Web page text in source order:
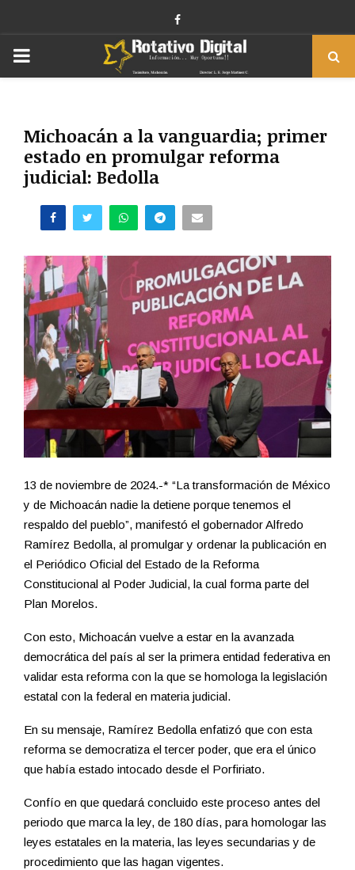
Facebook
PRIMARY
Michoacán a la vanguardia; primer
estado en promulgar reforma
judicial: Bedolla
13 de noviembre de 2024.-* “La transformación de México
y de Michoacán nadie la detiene porque tenemos el
respaldo del pueblo”, manifestó el gobernador Alfredo
Ramírez Bedolla, al promulgar y ordenar la publicación en
el Periódico Oficial del Estado de la Reforma
Constitucional al Poder Judicial, la cual forma parte del
Plan Morelos.
Con esto, Michoacán vuelve a estar en la avanzada
democrática del país al ser la primera entidad federativa en
validar esta reforma con la que se homologa la legislación
estatal con la federal en materia judicial.
En su mensaje, Ramírez Bedolla enfatizó que con esta
reforma se democratiza el tercer poder, que era el único
que había estado intocado desde el Porfiriato.
Confío en que quedará concluido este proceso antes del
periodo que marca la ley, de 180 días, para homologar las
leyes estatales en la materia, las leyes secundarias y de
procedimiento que las hagan vigentes.